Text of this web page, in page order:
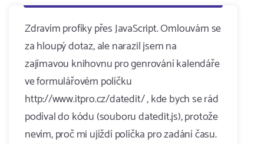
Zdravím profíky přes JavaScript. Omlouvám se
za hloupý dotaz, ale narazil jsem na
zajímavou knihovnu pro genrování kalendáře
ve formulářovém políčku
http://www.itpro.cz/datedit/ , kde bych se rád
podíval do kódu (souboru datedit.js), protože
nevím, proč mi ujíždí políčka pro zadání času.